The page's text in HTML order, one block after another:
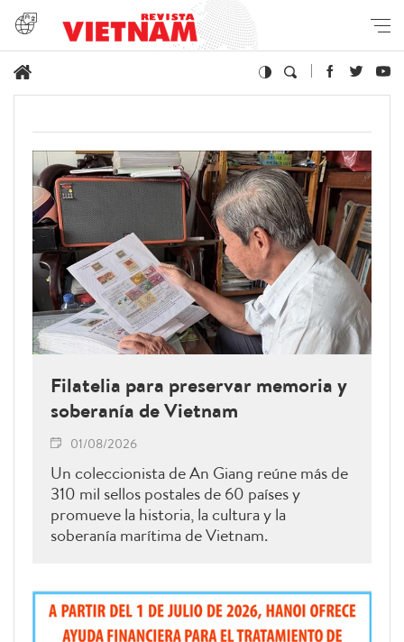
Filatelia para preservar memoria y
soberanía de Vietnam
01/08/2026
Un coleccionista de An Giang reúne más de
310 mil sellos postales de 60 países y
promueve la historia, la cultura y la
soberanía marítima de Vietnam.